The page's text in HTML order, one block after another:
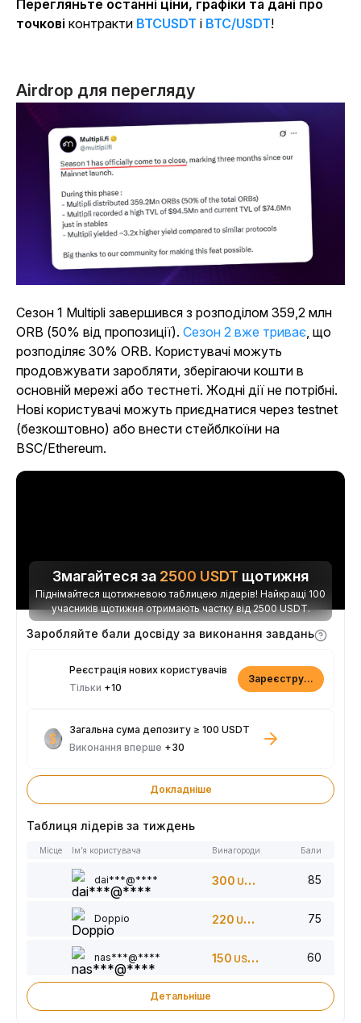
Перегляньте останні ціни, графіки та дані про
точкові контракти BTCUSDT і BTC/USDT!
Airdrop для перегляду
Сезон 1 Multipli завершився з розподілом 359,2 млн
ORB (50% від пропозиції). Сезон 2 вже триває, що
розподіляє 30% ORB. Користувачі можуть
продовжувати заробляти, зберігаючи кошти в
основній мережі або тестнеті. Жодні дії не потрібні.
Нові користувачі можуть приєднатися через testnet
(безкоштовно) або внести стейблкоїни на
BSC/Ethereum.
Змагайтеся за 2500 USDT щотижня
Піднімайтеся щотижневою таблицею лідерів! Найкращі 100
учасників щотижня отримають частку від 2500 USDT.
Заробляйте бали досвіду за виконання завдань
Реєстрація нових користувачів
Тільки +10
Зареєструватися
Загальна сума депозиту ≥ 100 USDT
Виконання вперше +30
Докладніше
Таблиця лідерів за тиждень
Місце Ім’я користувача Винагороди Бали
dai***@**** 300 USDT 85
Doppio 220 USDT 75
nas***@**** 150 USDT 60
Детальніше